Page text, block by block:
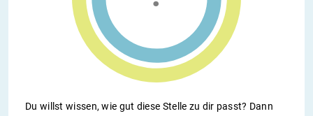
Du willst wissen, wie gut diese Stelle zu dir passt? Dann